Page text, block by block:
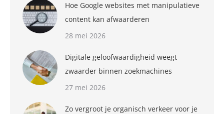
Hoe Google websites met manipulatieve
content kan afwaarderen
28 mei 2026
Digitale geloofwaardigheid weegt
zwaarder binnen zoekmachines
27 mei 2026
Zo vergroot je organisch verkeer voor je